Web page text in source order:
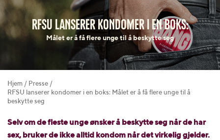
RFSU lanserer kondomer i en boks:
Målet er å få flere unge til å beskytte seg
Hjem / Presse /
RFSU lanserer kondomer i en boks: Målet er å få flere unge til å
beskytte seg
Selv om de fleste unge ønsker å beskytte seg når de har
sex, bruker deikkealltid kondom når det virkelig gjelder.